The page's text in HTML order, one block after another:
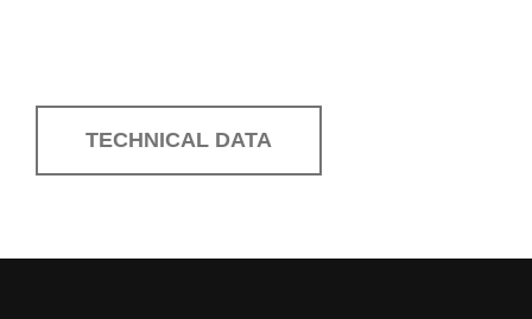
TECHNICAL DATA